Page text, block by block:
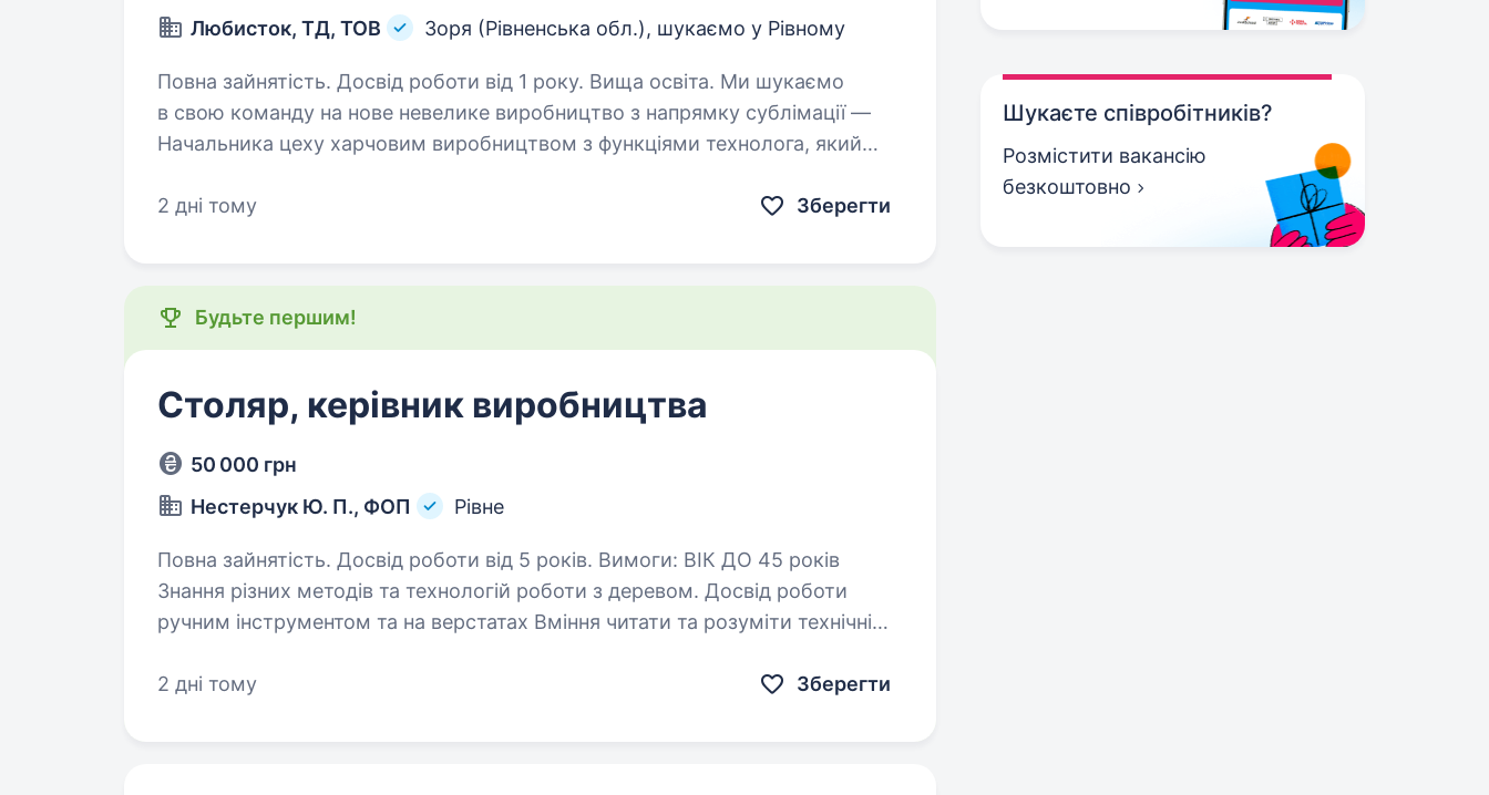
Любисток, ТД, ТОВ Зоря (Рівненська обл.), шукаємо у Рівному
Повна зайнятість. Досвід роботи від 1 року. Вища освіта. Ми шукаємо
в свою команду на нове невелике виробництво з напрямку сублімації —
Начальника цеху харчовим виробництвом з функціями технолога, який
2 дні тому
Зберегти
Будьте першим!
Столяр, керівник виробництва
50 000 грн
Нестерчук Ю. П., ФОП
Рівне
Повна зайнятість. Досвід роботи від 5 років. Вимоги: ВІК ДО 45 років
Знання різних методів та технологій роботи з деревом. Досвід роботи
ручним інструментом та на верстатах Вміння читати та розуміти технічні
2 дні тому
Зберегти
Шукаєте співробітників?
Розмістити вакансію
безкоштовно